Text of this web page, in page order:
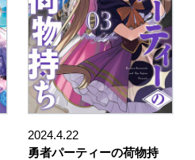
2024.4.22
勇者パーティーの荷物持